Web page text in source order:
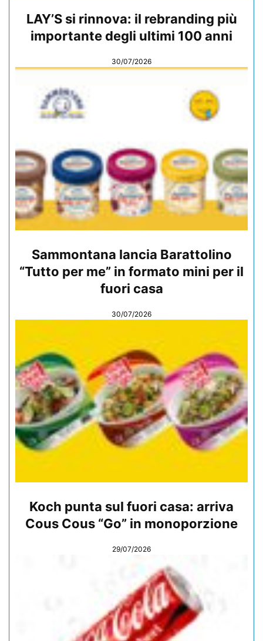
LAY’S si rinnova: il rebranding più
importante degli ultimi 100 anni
30/07/2026
Sammontana lancia Barattolino
“Tutto per me” in formato mini per il
fuori casa
30/07/2026
Koch punta sul fuori casa: arriva
Cous Cous “Go” in monoporzione
29/07/2026